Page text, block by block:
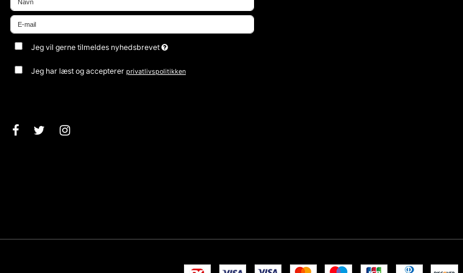
Jeg vil gerne tilmeldes nyhedsbrevet
Jeg har læst og acceptererprivatlivspolitikken